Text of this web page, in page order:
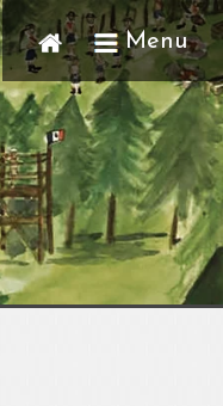
Menu